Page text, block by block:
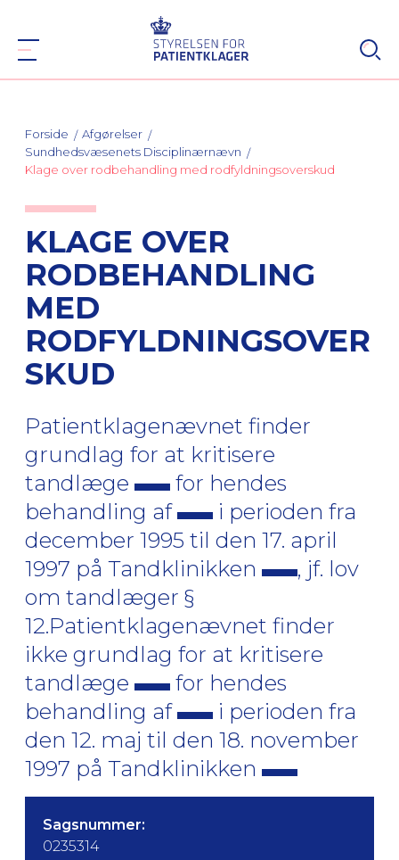
Forside
Afgørelser
Sundhedsvæsenets Disciplinærnævn
Klage over rodbehandling med rodfyldningsoverskud
KLAGE OVER
RODBEHANDLING
MED
RODFYLDNINGSOVER
SKUD
Patientklagenævnet finder
grundlag for at kritisere
tandlæge
for hendes
behandling af
i perioden fra
december 1995 til den 17. april
1997 på Tandklinikken
, jf. lov
om tandlæger §
12.Patientklagenævnet finder
ikke grundlag for at kritisere
tandlæge
for hendes
behandling af
i perioden fra
den 12. maj til den 18. november
1997 på Tandklinikken
Sagsnummer:
0235314